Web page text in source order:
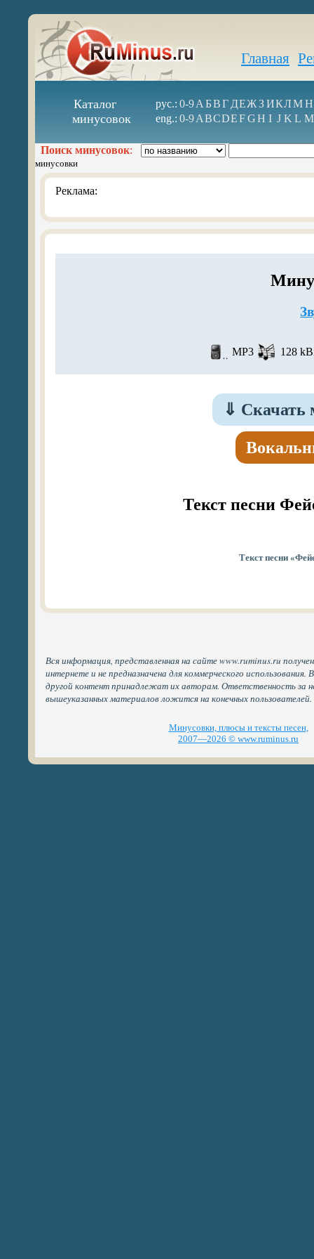
Главная
Каталог
минусовок
рус.: 0-9А БВГ ДЕЖ З ИКЛМН
eng.: 0-9ABCDEFGH I J K L M
Поиск минусовок:
минусовки
Реклама:
MP3 128
⇓ Скачать
Текст песни
Текст песни
Вся информация, представленная на сайте www.ruminus.ru
интернете и не предназначена для коммерческого
другой контент принадлежат их авторам. Ответственность за
вышеуказанных материалов ложится на конечных пользователей.
Минусовки, плюсы и тексты песен,
2007—2026 © www.ruminus.ru